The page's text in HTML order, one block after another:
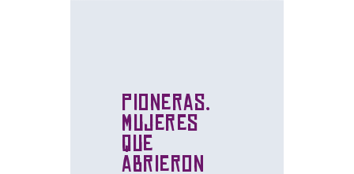
Pioneras.
Mujeres
que
abrieron